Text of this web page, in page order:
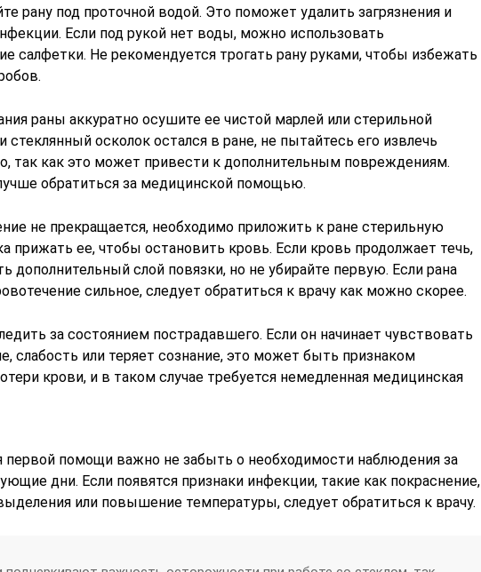
рану под проточной водой. Это поможет удалить загрязнения и
Если под рукой нет воды, можно использовать
салфетки. Не рекомендуется трогать рану руками, чтобы избежать
раны аккуратно осушите ее чистой марлей или стерильной
стеклянный осколок остался в ране, не пытайтесь его извлечь
так как это может привести к дополнительным повреждениям.
обратиться за медицинской помощью.
не прекращается, необходимо приложить к ране стерильную
прижать ее, чтобы остановить кровь. Если кровь продолжает течь,
дополнительный слой повязки, но не убирайте первую. Если рана
сильное, следует обратиться к врачу как можно скорее.
за состоянием пострадавшего. Если он начинает чувствовать
слабость или теряет сознание, это может быть признаком
крови, и в таком случае требуется немедленная медицинская
первой помощи важно не забыть о необходимости наблюдения за
дни. Если появятся признаки инфекции, такие как покраснение,
или повышение температуры, следует обратиться к врачу.